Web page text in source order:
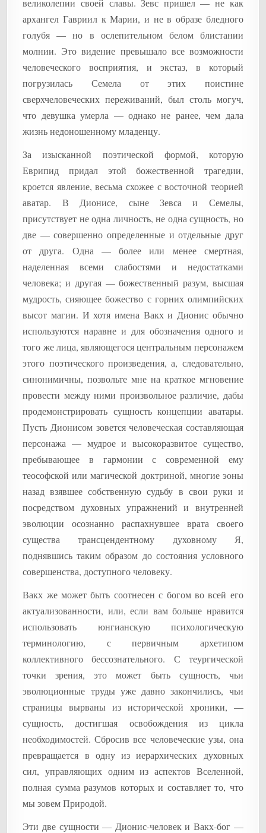
великолепии своей славы. Зевс пришел — не как
архангел Гавриил к Марии, и не в образе бледного
голубя — но в ослепительном белом блистании
молнии. Это видение превышало все возможности
человеческого восприятия, и экстаз, в который
погрузилась Семела от этих поистине
сверхчеловеческих переживаний, был столь могуч,
что девушка умерла — однако не ранее, чем дала
жизнь недоношенному младенцу.
За изысканной поэтической формой, которую
Еврипид придал этой божественной трагедии,
кроется явление, весьма схожее с восточной теорией
аватар. В Дионисе, сыне Зевса и Семелы,
присутствует не одна личность, не одна сущность, но
две — совершенно определенные и отдельные друг
от друга. Одна — более или менее смертная,
наделенная всеми слабостями и недостатками
человека; и другая — божественный разум, высшая
мудрость, сияющее божество с горних олимпийских
высот магии. И хотя имена Вакх и Дионис обычно
используются наравне и для обозначения одного и
того же лица, являющегося центральным персонажем
этого поэтического произведения, а, следовательно,
синонимичны, позвольте мне на краткое мгновение
провести между ними произвольное различие, дабы
продемонстрировать сущность концепции аватары.
Пусть Дионисом зовется человеческая составляющая
персонажа — мудрое и высокоразвитое существо,
пребывающее в гармонии с современной ему
теософской или магической доктриной, многие эоны
назад взявшее собственную судьбу в свои руки и
посредством духовных упражнений и внутренней
эволюции осознанно распахнувшее врата своего
существа трансцендентному духовному Я,
поднявшись таким образом до состояния условного
совершенства, доступного человеку.
Вакх же может быть соотнесен с богом во всей его
актуализованности, или, если вам больше нравится
использовать юнгианскую психологическую
терминологию, с первичным архетипом
коллективного бессознательного. С теургической
точки зрения, это может быть сущность, чьи
эволюционные труды уже давно закончились, чьи
страницы вырваны из исторической хроники, —
сущность, достигшая освобождения из цикла
необходимостей. Сбросив все человеческие узы, она
превращается в одну из иерархических духовных
сил, управляющих одним из аспектов Вселенной,
полная сумма разумов которых и составляет то, что
мы зовем Природой.
Эти две сущности — Дионис-человек и Вакх-бог —